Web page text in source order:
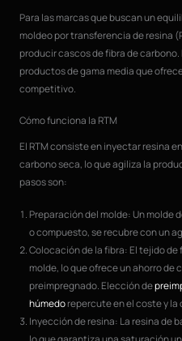
Para las marcas que buscan un
moldeo por transferencia de resina
producir cascos de fibra de
productos de gama media que
competitivo.
Cómo funciona la RTM
El RTM consiste en inyectar resina
carbono seca, lo que agiliza la
pasos son:
Preparación del molde: Un molde
o compuesto, se recubre con un
Colocación de la fibra: El tejido
molde, lo que ofrece un ahorro de
preimpregnado. Elección de
húmedorepercute en el coste y la
Inyección de resina: La resina de